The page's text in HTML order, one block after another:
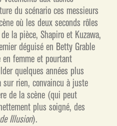
du scénario ces messieurs
où les deux seconds rôles
la pièce, Shapiro et Kuzawa,
déguisé en Betty Grable
femme et pourtant
quelques années plus
rien, convaincu à juste
de la scène (qui peut
plus soigné, des
Illusion).